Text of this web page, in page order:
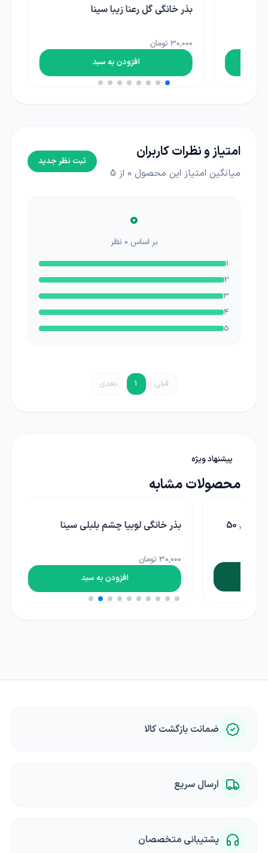
بذر خانگی گل رعنا زیبا سینا
افزودن به سبد
امتیاز و نظرات کاربران
میانگین امتیاز این محصول 0 از 5
ثبت نظر جدید
0
بر اساس 0 نظر
1
2
3
4
5
قبلی 1 بعدی
پیشنهاد ویژه
محصولات مشابه
بذر خانگی لوبیا چشم بلبلی سینا
30,000 تومان
ضمانت بازگشت کالا
ارسال سریع
پشتیبانی متخصصان